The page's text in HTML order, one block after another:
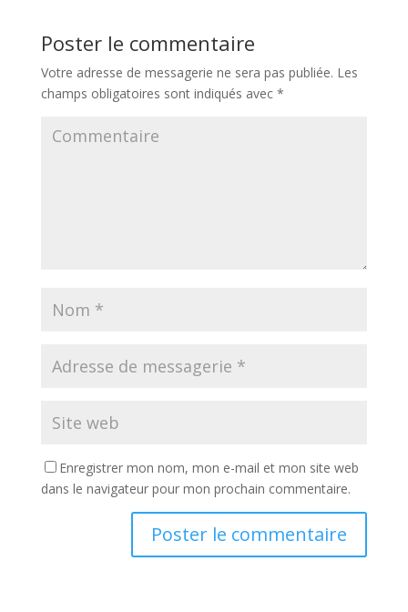
Poster le commentaire
Votre adresse de messagerie ne sera pas publiée. Les
champs obligatoires sont indiqués avec *
Enregistrer mon nom, mon e-mail et mon site web
dans le navigateur pour mon prochain commentaire.